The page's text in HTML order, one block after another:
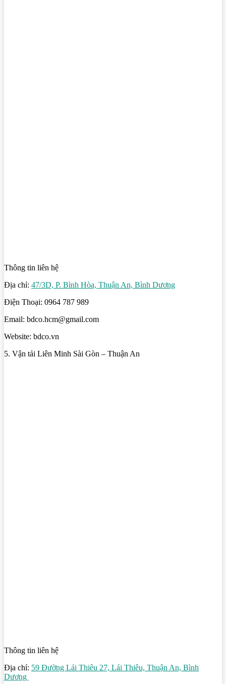
Thông tin liên hệ
Địa chỉ: 47/3D, P. Bình Hòa, Thuận An, Bình Dương
Điện Thoại: 0964 787 989
Email: bdco.hcm@gmail.com
Website: bdco.vn
5. Vận tải Liên Minh Sài Gòn – Thuận An
Thông tin liên hệ
Địa chỉ: 59 Đường Lái Thiêu 27, Lái Thiêu, Thuận An, Bình
Dương